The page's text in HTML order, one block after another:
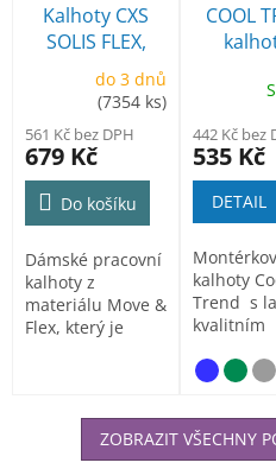
Kalhoty CXS
SOLIS FLEX,
dámské
do 3 dnů
(7354 ks)
561 Kč bez DPH
679 Kč
Do košíku
Dámské pracovní
kalhoty z
materiálu Move &
Flex, který je
COOL
442 Kč bez
535 Kč
DETAIL
kalhoty
Trend s
kvalitním
ZOBRAZIT VŠECHNY